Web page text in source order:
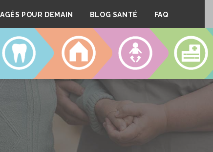
POUR DEMAIN BLOG SANTÉ FAQ
DENTAIRE LOGEMENT CRÈCHES CLINIQUE